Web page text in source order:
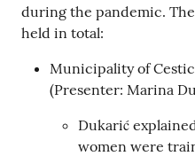
during the pandemic.
held in total:
Municipality of
(Presenter: Marina
Dukarić
women were